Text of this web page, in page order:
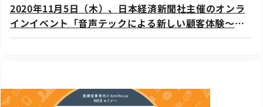
2020年11月5日（木）、日本経済新聞社主催のオンラ
インイベント「音声テックによる新しい顧客体験～
with コロナ時代におけるコミュニケーションの在り方